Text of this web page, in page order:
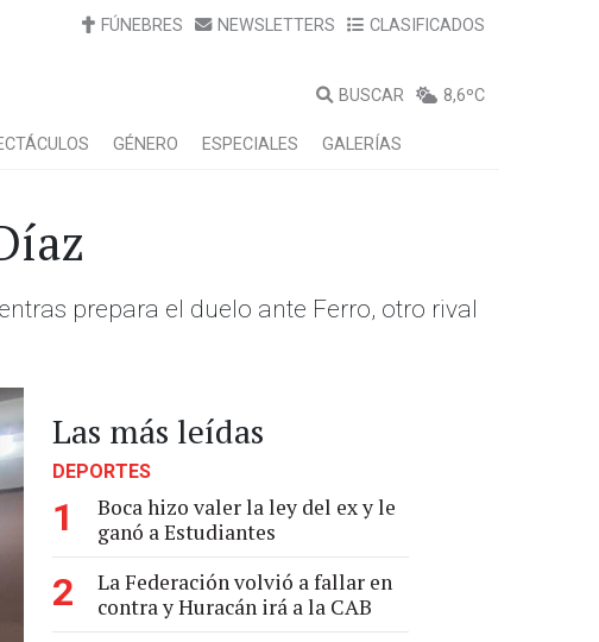
FÚNEBRES NEWSLETTERS CLASIFICADOS
BUSCAR 8,6ºC
GÉNERO ESPECIALES GALERÍAS
prepara el duelo ante Ferro, otro rival
Las más leídas
DEPORTES
1
Boca hizo valer la ley del ex y le
ganó a Estudiantes
2
La Federación volvió a fallar en
contra y Huracán irá a la CAB